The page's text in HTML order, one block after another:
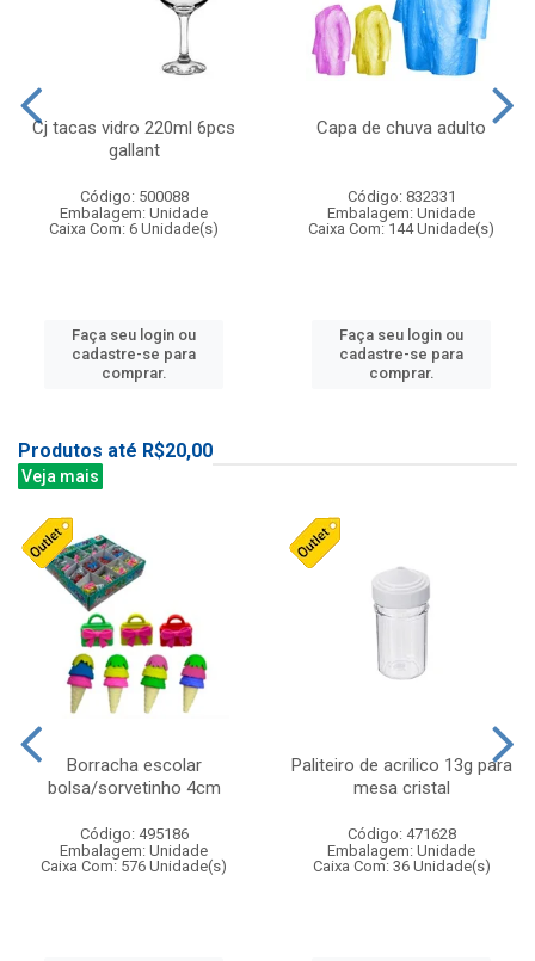
Cj tacas vidro 220ml 6pcs
gallant
Código: 500088
Embalagem: Unidade
Caixa Com: 6 Unidade(s)
Faça seu login ou
cadastre-se para
comprar.
Capa de chuva adulto
Código: 832331
Embalagem: Unidade
Caixa Com: 144 Unidade(s)
Faça seu login ou
cadastre-se para
comprar.
Produtos até R$20,00
Veja mais
Borracha escolar
bolsa/sorvetinho 4cm
Código: 495186
Embalagem: Unidade
Caixa Com: 576 Unidade(s)
Paliteiro de acrilico 13g para
mesa cristal
Código: 471628
Embalagem: Unidade
Caixa Com: 36 Unidade(s)